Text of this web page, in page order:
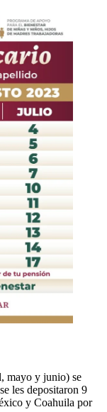
mayo y junio) se
les depositaron 9
y Coahuila por